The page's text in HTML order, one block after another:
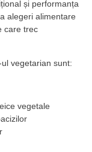
și performanța
alegeri alimentare
care trec
vegetarian sunt:
vegetale